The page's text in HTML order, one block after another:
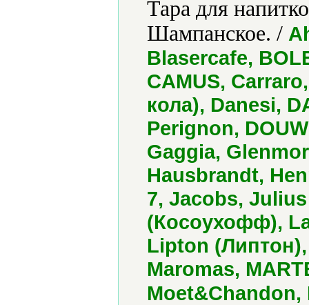
Тара для
Шампанское. /
Blasercafe,
CAMUS,
кола), Danesi,
Perignon,
Gaggia,
Hausbrandt,
7, Jacobs,
(Косоухофф),
Lipton
Maromas,
Moet&Chandon,